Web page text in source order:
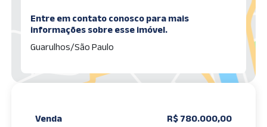
Entre em contato conosco para mais
informações sobre esse imóvel.
Guarulhos/São Paulo
Venda
R$ 780.000,00